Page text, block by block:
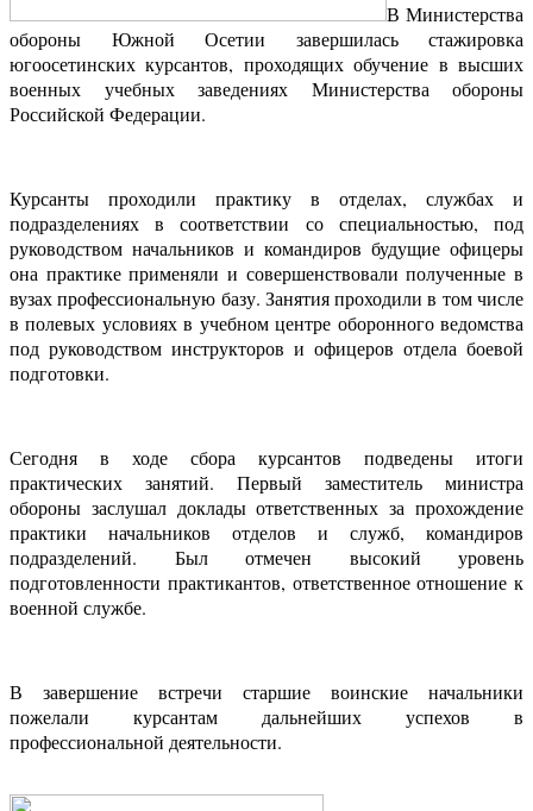
В Министерства
обороны Южной Осетии завершилась стажировка
югоосетинских курсантов, проходящих обучение в высших
военных учебных заведениях Министерства обороны
Российской Федерации.
Курсанты проходили практику в отделах, службах и
подразделениях в соответствии со специальностью, под
руководством начальников и командиров будущие офицеры
она практике применяли и совершенствовали полученные в
вузах профессиональную базу. Занятия проходили в том числе
в полевых условиях в учебном центре оборонного ведомства
под руководством инструкторов и офицеров отдела боевой
подготовки.
Сегодня в ходе сбора курсантов подведены итоги
практических занятий. Первый заместитель министра
обороны заслушал доклады ответственных за прохождение
практики начальников отделов и служб, командиров
подразделений. Был отмечен высокий уровень
подготовленности практикантов, ответственное отношение к
военной службе.
В завершение встречи старшие воинские начальники
пожелали курсантам дальнейших успехов в
профессиональной деятельности.